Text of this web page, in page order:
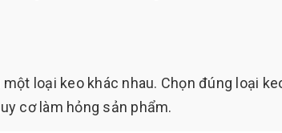
loại keo khác nhau. Chọn đúng loại
cơ làm hỏng sản phẩm.